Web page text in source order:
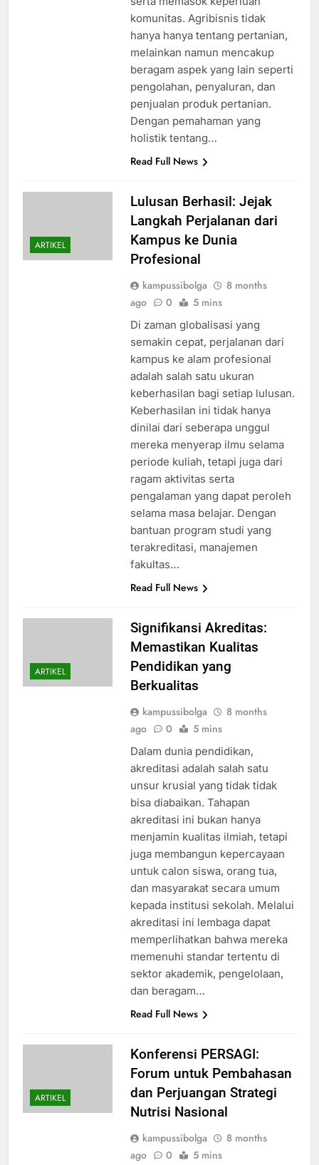
komunitas. Agribisnis tidak
hanya hanya tentang pertanian,
melainkan namun mencakup
beragam aspek yang lain seperti
pengolahan, penyaluran, dan
penjualan produk pertanian.
Dengan pemahaman yang
holistik tentang…
Read Full News
ARTIKEL
Lulusan Berhasil: Jejak
Langkah Perjalanan dari
Kampus ke Dunia
Profesional
kampussibolga
8 months
ago
0 5 mins
Di zaman globalisasi yang
semakin cepat, perjalanan dari
kampus ke alam profesional
adalah salah satu ukuran
keberhasilan bagi setiap lulusan.
Keberhasilan ini tidak hanya
dinilai dari seberapa unggul
mereka menyerap ilmu selama
periode kuliah, tetapi juga dari
ragam aktivitas serta
pengalaman yang dapat peroleh
selama masa belajar. Dengan
bantuan program studi yang
terakreditasi, manajemen
fakultas…
Read Full News
ARTIKEL
Signifikansi Akreditas:
Memastikan Kualitas
Pendidikan yang
Berkualitas
kampussibolga
8 months
ago
0 5 mins
Dalam dunia pendidikan,
akreditasi adalah salah satu
unsur krusial yang tidak tidak
bisa diabaikan. Tahapan
akreditasi ini bukan hanya
menjamin kualitas ilmiah, tetapi
juga membangun kepercayaan
untuk calon siswa, orang tua,
dan masyarakat secara umum
kepada institusi sekolah. Melalui
akreditasi ini lembaga dapat
memperlihatkan bahwa mereka
memenuhi standar tertentu di
sektor akademik, pengelolaan,
dan beragam…
Read Full News
ARTIKEL
Konferensi PERSAGI:
Forum untuk Pembahasan
dan Perjuangan Strategi
Nutrisi Nasional
kampussibolga
8 months
ago
0 5 mins